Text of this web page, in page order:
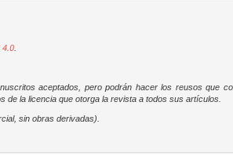
4.0.
aceptados, pero podrán hacer los reusos que
de la licencia que otorga la revista a todos sus artículos.
sin obras derivadas).